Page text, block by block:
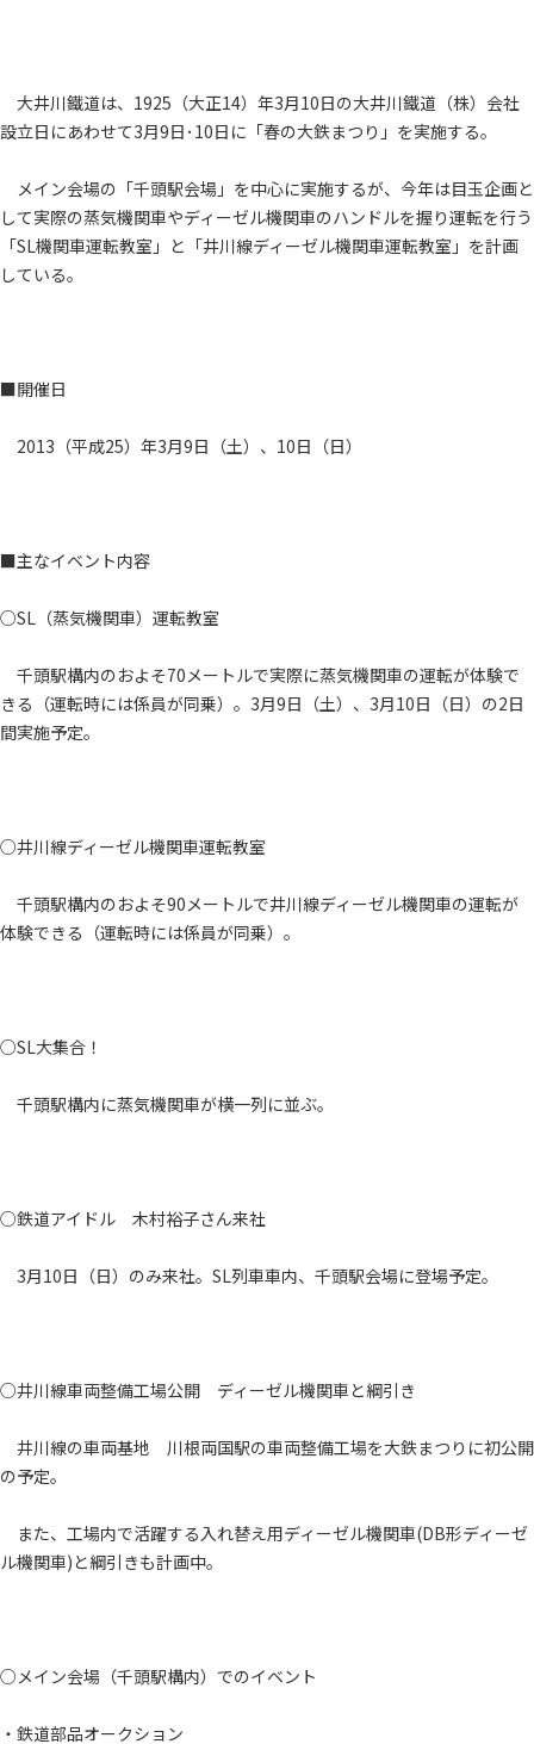
大井川鐵道は、1925（大正14）年3月10日の大井川鐵道（株）会社
設立日にあわせて3月9日･10日に「春の大鉄まつり」を実施する。
メイン会場の「千頭駅会場」を中心に実施するが、今年は目玉企画と
して実際の蒸気機関車やディーゼル機関車のハンドルを握り運転を行う
「SL機関車運転教室」と「井川線ディーゼル機関車運転教室」を計画
している。
■開催日
2013（平成25）年3月9日（土）、10日（日）
■主なイベント内容
○SL（蒸気機関車）運転教室
千頭駅構内のおよそ70メートルで実際に蒸気機関車の運転が体験で
きる（運転時には係員が同乗）。3月9日（土）、3月10日（日）の2日
間実施予定。
○井川線ディーゼル機関車運転教室
千頭駅構内のおよそ90メートルで井川線ディーゼル機関車の運転が
体験できる（運転時には係員が同乗）。
○SL大集合！
千頭駅構内に蒸気機関車が横一列に並ぶ。
○鉄道アイドル 木村裕子さん来社
3月10日（日）のみ来社。SL列車車内、千頭駅会場に登場予定。
○井川線車両整備工場公開 ディーゼル機関車と綱引き
井川線の車両基地 川根両国駅の車両整備工場を大鉄まつりに初公開
の予定。
また、工場内で活躍する入れ替え用ディーゼル機関車(DB形ディーゼ
ル機関車)と綱引きも計画中。
○メイン会場（千頭駅構内）でのイベント
・鉄道部品オークション